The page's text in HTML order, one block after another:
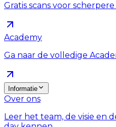
Gratis scans voor
Academy
Ga naar de volledige
Informatie
Over ons
Leer het team, de visie en